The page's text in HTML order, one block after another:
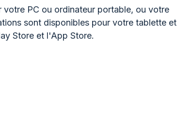
votre PC ou ordinateur portable, ou votre
sont disponibles pour votre tablette et
Store et l'App Store.